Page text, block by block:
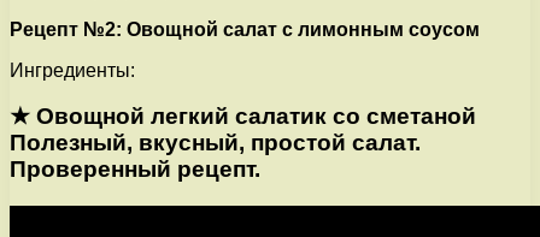
Рецепт №2: Овощной салат с лимонным соусом
Ингредиенты:
★ Овощной легкий салатик со сметаной
Полезный, вкусный, простой салат.
Проверенный рецепт.